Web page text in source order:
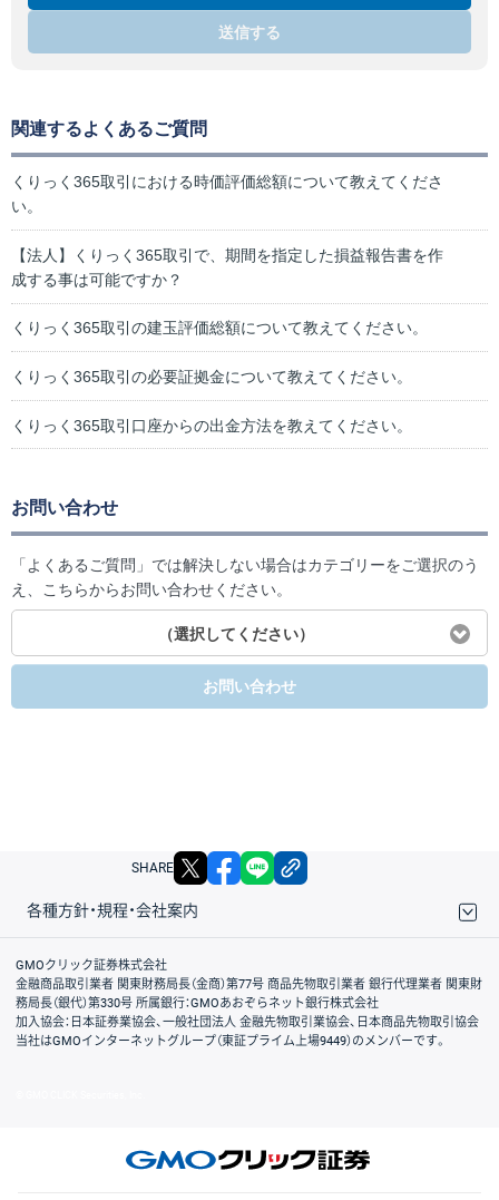
送信する
関連するよくあるご質問
くりっく365取引における時価評価総額について教えてくださ
い。
【法人】くりっく365取引で、期間を指定した損益報告書を作
成する事は可能ですか？
くりっく365取引の建玉評価総額について教えてください。
くりっく365取引の必要証拠金について教えてください。
くりっく365取引口座からの出金方法を教えてください。
お問い合わせ
「よくあるご質問」では解決しない場合はカテゴリーをご選択のう
え、こちらからお問い合わせください。
（選択してください）
お問い合わせ
SHARE X facebook
各種方針・規程・会社案内
取引規程・約款
サイトマップ
その他のご案内
個人情報保護方針
最良執行方針
サイトのご利用について
ディスクレイマー
信託保全
リスク説明
会社案内
GMOクリック証券株式会社
金融商品取引業者 関東財務局長（金商）第77号 商品先物取引業者 銀行代理業者 関東財
務局長（銀代）第330号 所属銀行：GMOあおぞらネット銀行株式会社
加入協会：日本証券業協会、一般社団法人 金融先物取引業協会、日本商品先物取引協会
当社はGMOインターネットグループ（東証プライム上場9449）のメンバーです。